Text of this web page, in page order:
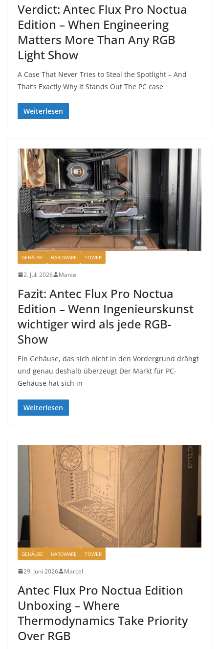
Verdict: Antec Flux Pro Noctua
Edition – When Engineering
Matters More Than Any RGB
Light Show
A Case That Never Tries to Steal the Spotlight – And
That’s Exactly Why It Stands Out The PC case
Weiterlesen
GEHÄUSE HARDWARE TOWER
2. Juli 2026 Marcel
Fazit: Antec Flux Pro Noctua
Edition – Wenn Ingenieurskunst
wichtiger wird als jede RGB-
Show
Ein Gehäuse, das sich nicht in den Vordergrund drängt
und genau deshalb überzeugt Der Markt für PC-
Gehäuse hat sich in
Weiterlesen
GEHÄUSE HARDWARE TOWER
29. Juni 2026 Marcel
Antec Flux Pro Noctua Edition
Unboxing – Where
Thermodynamics Take Priority
Over RGB